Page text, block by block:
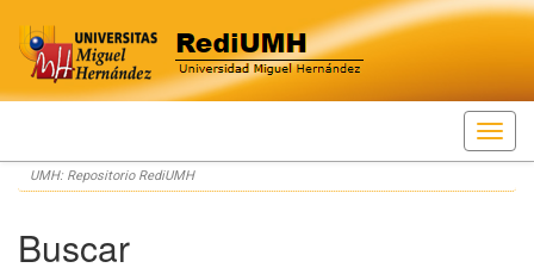
Skip
navigation
UMH: Repositorio RediUMH
Buscar